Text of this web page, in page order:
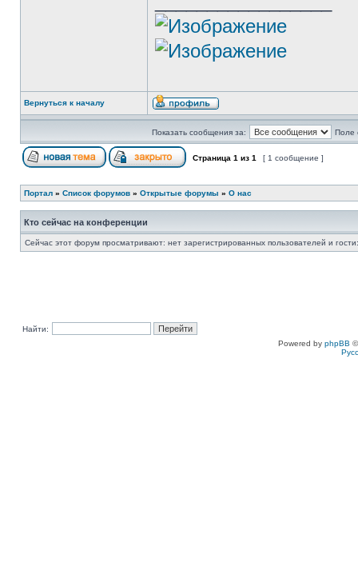
Вернуться к началу
Показать сообщения за: Поле
Страница 1 из 1 [ 1 сообщение ]
Портал » Список форумов » Открытые форумы » О нас
Кто сейчас на конференции
Сейчас этот форум просматривают: нет зарегистрированных пользователей и
Найти:
Powered by phpBB